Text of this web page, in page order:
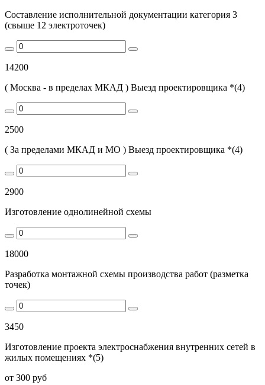
Составление исполнительной документации категория 3
(свыше 12 электроточек)
14200
( Москва - в пределах МКАД ) Выезд проектировщика *(4)
2500
( За пределами МКАД и МО ) Выезд проектировщика *(4)
2900
Изготовление однолинейной схемы
18000
Разработка монтажной схемы производства работ (разметка
точек)
3450
Изготовление проекта электроснабжения внутренних сетей в
жилых помещениях *(5)
от 300 руб